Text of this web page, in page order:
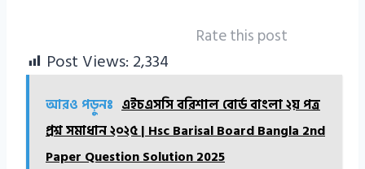
Rate this post
Post Views: 2,334
আরও পড়ুনঃ এইচএসসি বরিশাল বোর্ড বাংলা ২য় পত্র
প্রশ্ন সমাধান ২০২৫ | Hsc Barisal Board Bangla 2nd
Paper Question Solution 2025